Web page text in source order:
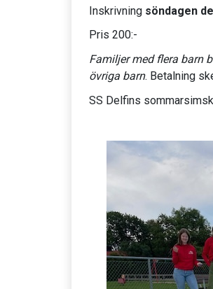
Inskrivning söndagen
Pris 200:-
Familjer med flera barn
övriga barn. Betalning
SS Delfins